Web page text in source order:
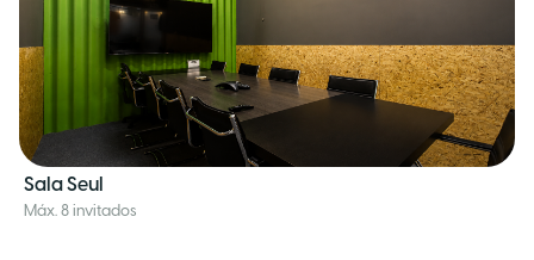
Sala Seul
Máx. 8 invitados